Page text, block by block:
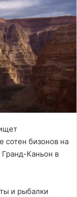
сотен бизонов на
Каньон в
и рыбалки